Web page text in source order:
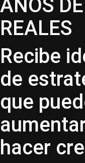
AÑOS
REALES
Recibe
de
que
hacer